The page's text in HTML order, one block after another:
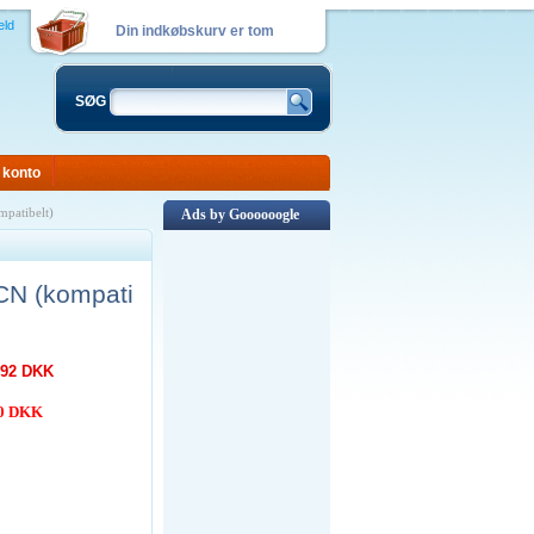
Din indkøbskurv er tom
SØG
konto
(kompati
DKK
DKK
Ads by Goooooogle